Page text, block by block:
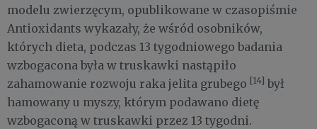
modelu zwierzęcym, opublikowane w czasopiśmie
Antioxidants wykazały, że wśród osobników,
których dieta, podczas 13 tygodniowego badania
wzbogacona była w truskawki nastąpiło
zahamowanie rozwoju raka jelita grubego [14] był
hamowany u myszy, którym podawano dietę
wzbogaconą w truskawki przez 13 tygodni.